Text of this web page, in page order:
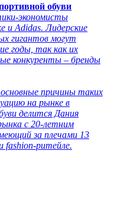
обуви
экономисты
и Adidas. Лидерские
гигантов могут
годы, так как их
конкуренты – бренды
причины таких
на рынке в
делится Дания
с 20-летним
за плечами 13
fashion-ритейле.